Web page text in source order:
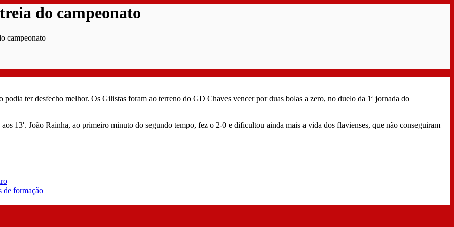
do campeonato
campeonato
ter desfecho melhor. Os Gilistas foram ao terreno do GD Chaves vencer por duas bolas a zero, no duelo da 1ª jornada do
13′. João Rainha, ao primeiro minuto do segundo tempo, fez o 2-0 e dificultou ainda mais a vida dos flavienses, que não conseguiram
de formação